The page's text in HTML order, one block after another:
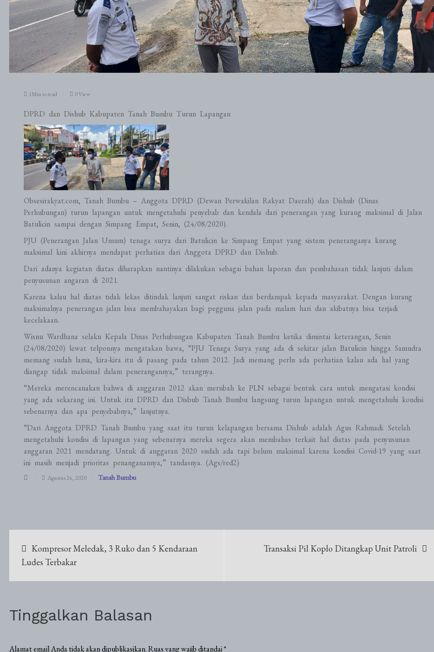
1Min to read 0 View
DPRD dan Dishub Kabupaten Tanah Bumbu Turun Lapangan
Obsesirakyat.com, Tanah Bumbu – Anggota DPRD (Dewan Perwakilan Rakyat Daerah) dan Dishub (Dinas
Perhubungan) turun lapangan untuk mengetahuhi penyebab dan kendala dari penerangan yang kurang maksimal di Jalan
Batulicin sampai dengan Simpang Empat, Senin, (24/08/2020).
PJU (Penerangan Jalan Umum) tenaga surya dari Batulicin ke Simpang Empat yang sistem peneranganya kurang
maksimal kini akhirnya mendapat perhatian dari Anggota DPRD dan Dishub.
Dari adanya kegiatan diatas diharapkan nantinya dilakukan sebagai bahan laporan dan pembahasan tidak lanjuti dalam
penyusunan angaran di 2021.
Karena kalau hal diatas tidak lekas ditindak lanjuti sangat riskan dan berdampak kepada masyarakat. Dengan kurang
maksimalnya penerangan jalan bisa membahayakan bagi pegguna jalan pada malam hari dan akibatnya bisa terjadi
kecelakaan.
Wisnu Wardhana selaku Kepala Dinas Perhubungan Kabupaten Tanah Bumbu ketika dimintai keterangan, Senin
(24/08/2020) lewat telponnya mengatakan bawa, “PJU Tenaga Surya yang ada di sekitar jalan Batulicin hingga Samudra
memang sudah lama, kira-kira itu di pasang pada tahun 2012. Jadi memang perlu ada perhatian kalau ada hal yang
diangap tidak maksimal dalam penerangannya,” terangnya.
“Mereka merencanakan bahwa di anggaran 2012 akan merubah ke PLN sebagai bentuk cara untuk mengatasi kondisi
yang ada sekarang ini. Untuk itu DPRD dan Disbub Tanah Bumbu langsung turun lapangan untuk mengetahuhi kondisi
sebenarnya dan apa penyebabnya,” lanjutnya.
“Dari Anggota DPRD Tanah Bumbu yang saat itu turun kelapangan bersama Dishub adalah Agus Rahmadi. Setelah
mengetahuhi kondisi di lapangan yang sebenarnya mereka segera akan membahas terkait hal diatas pada penyusunan
anggaran 2021 mendatang. Untuk di anggaran 2020 sudah ada tapi belum maksimal karena kondisi Covid-19 yang saat
ini masih menjadi prioritas penanganannya,” tandasnya. (Ags/red2)
Agustus 24, 2020 Tanah Bumbu
Navigasi
pos
Kompresor Meledak, 3 Ruko dan 5 Kendaraan
Ludes Terbakar
Transaksi Pil Koplo Ditangkap Unit Patroli
Tinggalkan Balasan
Alamat email Anda tidak akan dipublikasikan.Ruas yang wajib ditandai*